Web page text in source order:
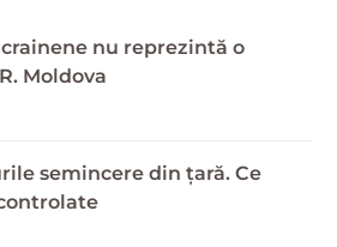
nu reprezintă o
Moldova
semincere din țară. Ce